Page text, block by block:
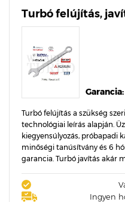
Turbó felújítás,
Garancia:
Turbó felújítás a szükség
technológiai leírás alapján.
kiegyensúlyozás, próbapadi
minőségi tanúsítvány és 6
garancia. Turbó javítás akár
Ingyen